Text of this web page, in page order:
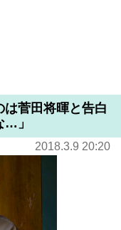
菅田将暉と告白
…」
2018.3.9 20:20